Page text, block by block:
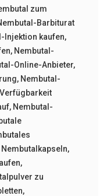
zum
Barbiturat
Injektion kaufen,
, Nembutal-
Online-Anbieter,
, Nembutal-
, Nembutal-
Nembutalkapseln,
,
zu
,